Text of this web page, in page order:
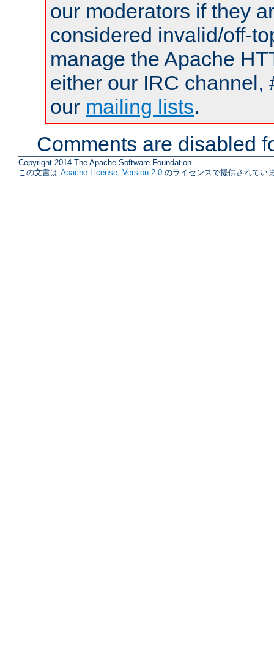
our moderators if they
considered invalid/off-
manage the Apache
either our IRC channel,
our mailing lists.
Comments are disabled
Copyright 2014 The Apache Software Foundation.
この文書は Apache License, Version 2.0 のライセンスで提供されてい